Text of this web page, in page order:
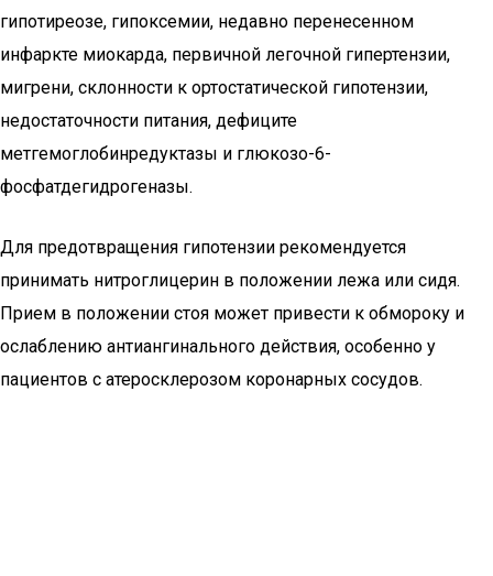
гипотиреозе, гипоксемии, недавно перенесенном
инфаркте миокарда, первичной легочной гипертензии,
мигрени, склонности к ортостатической гипотензии,
недостаточности питания, дефиците
метгемоглобинредуктазы и глюкозо-6-
фосфатдегидрогеназы.
Для предотвращения гипотензии рекомендуется
принимать нитроглицерин в положении лежа или сидя.
Прием в положении стоя может привести к обмороку и
ослаблению антиангинального действия, особенно у
пациентов с атеросклерозом коронарных сосудов.